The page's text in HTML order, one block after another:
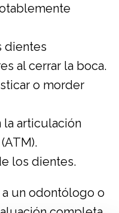
dientes
al cerrar la boca.
o morder
la articulación
los dientes.
un odontólogo o